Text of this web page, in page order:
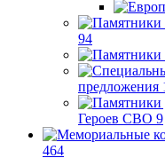
94
предложения
Героев СВО 9
464